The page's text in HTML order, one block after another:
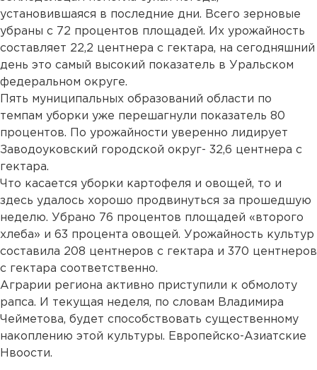
установившаяся в последние дни. Всего зерновые
убраны с 72 процентов площадей. Их урожайность
составляет 22,2 центнера с гектара, на сегодняшний
день это самый высокий показатель в Уральском
федеральном округе.
Пять муниципальных образований области по
темпам уборки уже перешагнули показатель 80
процентов. По урожайности уверенно лидирует
Заводоуковский городской округ- 32,6 центнера с
гектара.
Что касается уборки картофеля и овощей, то и
здесь удалось хорошо продвинуться за прошедшую
неделю. Убрано 76 процентов площадей «второго
хлеба» и 63 процента овощей. Урожайность культур
составила 208 центнеров с гектара и 370 центнеров
с гектара соответственно.
Аграрии региона активно приступили к обмолоту
рапса. И текущая неделя, по словам Владимира
Чейметова, будет способствовать существенному
накоплению этой культуры. Европейско-Азиатские
Нвоости.